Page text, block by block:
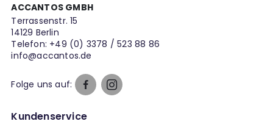
ACCANTOS GMBH
Terrassenstr. 15
14129 Berlin
Telefon: +49 (0) 3378 / 523 88 86
info@accantos.de
Folge uns auf:
Kundenservice